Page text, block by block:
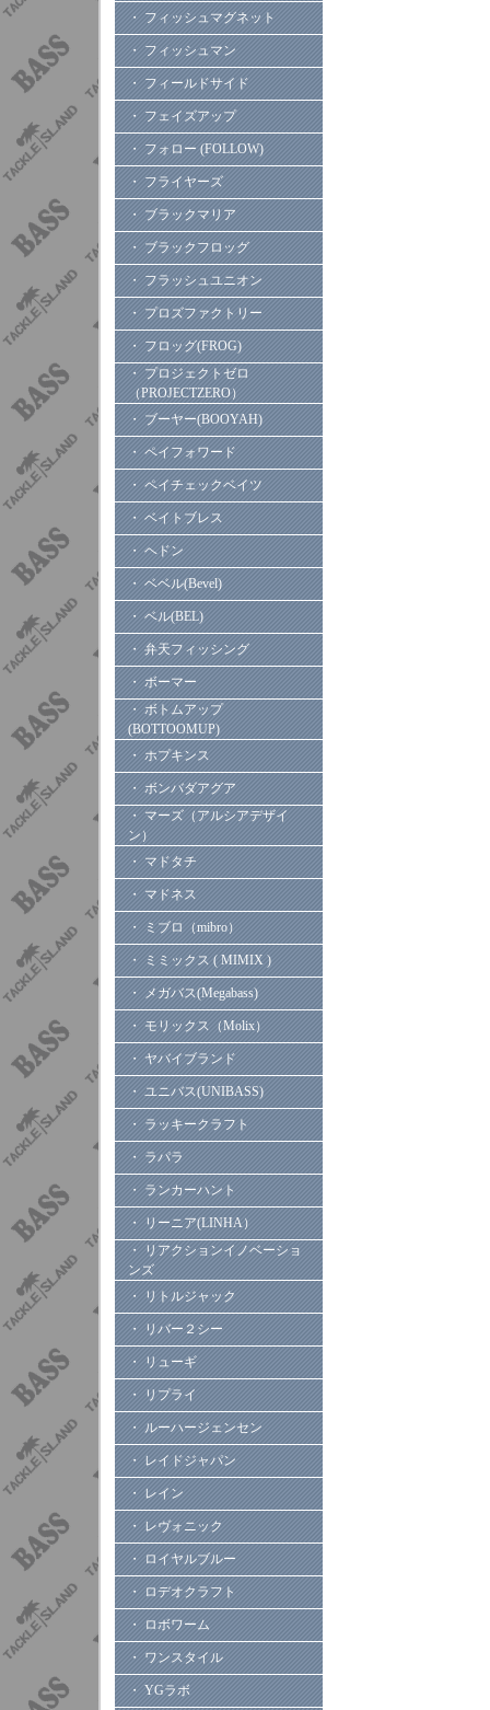
・ フィッシュマグネット
・ フィッシュマン
・ フィールドサイド
・ フェイズアップ
・ フォロー (FOLLOW)
・ フライヤーズ
・ ブラックマリア
・ ブラックフロッグ
・ フラッシュユニオン
・ プロズファクトリー
・ フロッグ(FROG)
・ プロジェクトゼロ
（PROJECTZERO）
・ ブーヤー(BOOYAH)
・ ペイフォワード
・ ペイチェックベイツ
・ ベイトブレス
・ ヘドン
・ ベベル(Bevel)
・ ベル(BEL)
・ 弁天フィッシング
・ ボーマー
・ ボトムアップ
(BOTTOOMUP)
・ ホプキンス
・ ボンバダアグア
・ マーズ（アルシアデザイ
ン）
・ マドタチ
・ マドネス
・ ミブロ（mibro）
・ ミミックス ( MIMIX )
・ メガバス(Megabass)
・ モリックス（Molix）
・ ヤバイブランド
・ ユニバス(UNIBASS)
・ ラッキークラフト
・ ラパラ
・ ランカーハント
・ リーニア(LINHA）
・ リアクションイノベーショ
ンズ
・ リトルジャック
・ リバー２シー
・ リューギ
・ リプライ
・ ルーハージェンセン
・ レイドジャパン
・ レイン
・ レヴォニック
・ ロイヤルブルー
・ ロデオクラフト
・ ロボワーム
・ ワンスタイル
・ YGラボ